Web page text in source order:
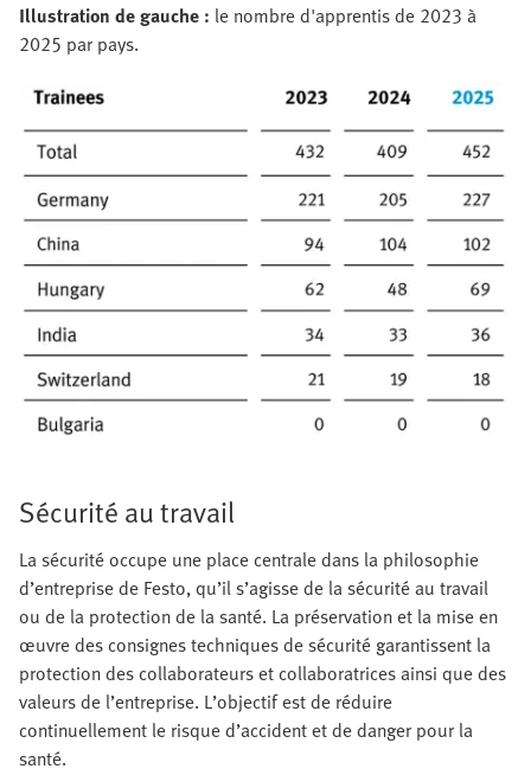
Illustration de gauche : le nombre d'apprentis de 2023 à
2025 par pays.
Sécurité au travail
La sécurité occupe une place centrale dans la philosophie
d’entreprise de Festo, qu’il s’agisse de la sécurité au travail
ou de la protection de la santé. La préservation et la mise en
œuvre des consignes techniques de sécurité garantissent la
protection des collaborateurs et collaboratrices ainsi que des
valeurs de l’entreprise. L’objectif est de réduire
continuellement le risque d’accident et de danger pour la
santé.